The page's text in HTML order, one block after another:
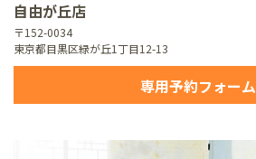
自由が丘店
〒152-0034
東京都目黒区緑が丘1丁目12-13
専用予約フォーム